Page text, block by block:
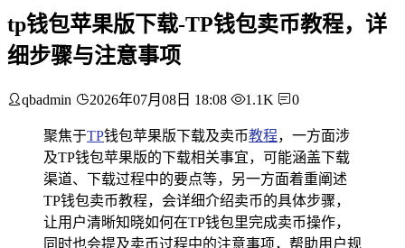
tp钱包苹果版下载-TP钱包卖币教程，详
细步骤与注意事项
qbadmin 2026年07月08日 18:08 1.1K 0
聚焦于TP钱包苹果版下载及卖币教程，一方面涉
及TP钱包苹果版的下载相关事宜，可能涵盖下载
渠道、下载过程中的要点等，另一方面着重阐述
TP钱包卖币教程，会详细介绍卖币的具体步骤，
让用户清晰知晓如何在TP钱包里完成卖币操作，
同时也会提及卖币过程中的注意事项，帮助用户规